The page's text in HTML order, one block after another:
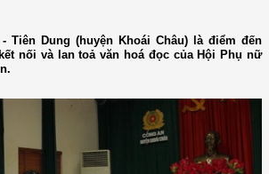
Tiên Dung (huyện Khoái Châu) là điểm đến
nối và lan toả văn hoá đọc của Hội Phụ nữ